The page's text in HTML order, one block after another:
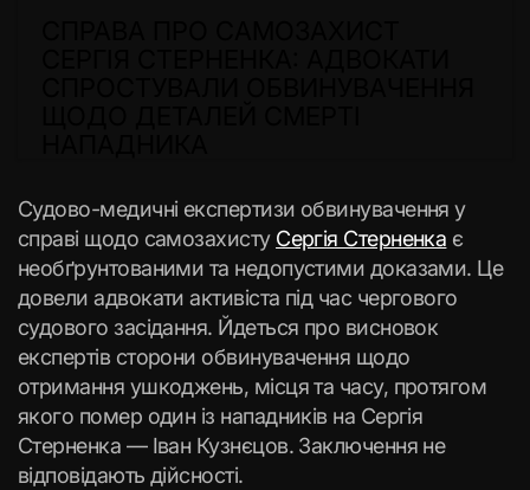
Судово-медичні експертизи обвинувачення у
справі щодо самозахисту Сергія Стерненка є
необґрунтованими та недопустими доказами. Це
довели адвокати активіста під час чергового
судового засідання. Йдеться про висновок
експертів сторони обвинувачення щодо
отримання ушкоджень, місця та часу, протягом
якого помер один із нападників на Сергія
Стерненка — Іван Кузнєцов. Заключення не
відповідають дійсності.